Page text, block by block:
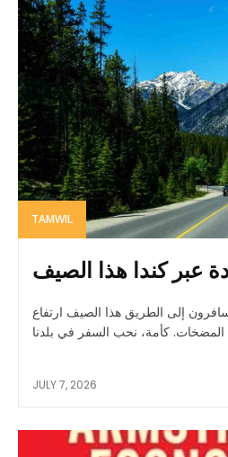
TAMWIL
عبر كندا هذا الصيف
يشعر الكنديون الذين يسافرون إلى الطريق هذا الصيف ارتفاع
JULY 7, 2026